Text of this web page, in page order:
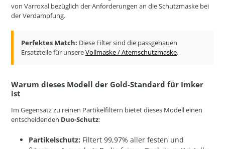
von Varroxal bezüglich der Anforderungen an die Schutzmaske bei
der Verdampfung.
Perfektes Match: Diese Filter sind die passgenauen
Ersatzteile für unsereVollmaske / Atemschutzmaske.
Warum dieses Modell der Gold-Standard für Imker
ist
Im Gegensatz zu reinen Partikelfiltern bietet dieses Modell einen
entscheidenden Duo-Schutz:
Partikelschutz: Filtert 99,97% aller festen und